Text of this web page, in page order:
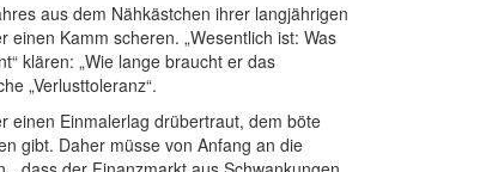
aus dem Nähkästchen ihrer langjährigen
Kamm scheren. „Wesentlich ist: Was
klären: „Wie lange braucht er das
„Verlusttoleranz“.
einen Einmalerlag drübertraut, dem böte
gibt. Daher müsse von Anfang an die